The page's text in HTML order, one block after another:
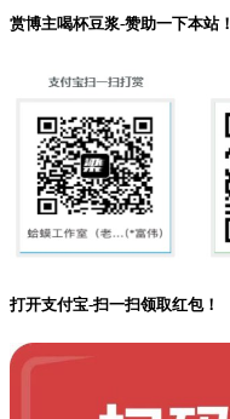
赏博主喝杯豆浆-赞助一下本站！
打开支付宝-扫一扫领取红包！